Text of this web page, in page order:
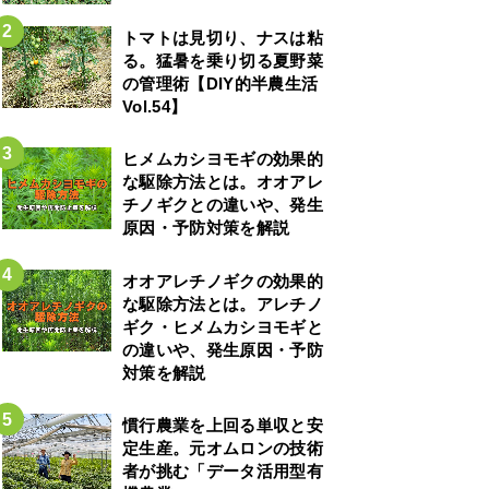
トマトは見切り、ナスは粘
る。猛暑を乗り切る夏野菜
の管理術【DIY的半農生活
Vol.54】
ヒメムカシヨモギの効果的
な駆除方法とは。オオアレ
チノギクとの違いや、発生
原因・予防対策を解説
オオアレチノギクの効果的
な駆除方法とは。アレチノ
ギク・ヒメムカシヨモギと
の違いや、発生原因・予防
対策を解説
慣行農業を上回る単収と安
定生産。元オムロンの技術
者が挑む「データ活用型有